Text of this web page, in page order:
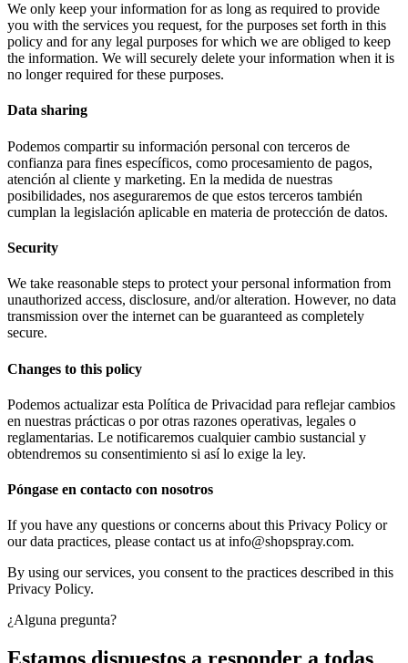
We only keep your information for as long as required to provide
you with the services you request, for the purposes set forth in this
policy and for any legal purposes for which we are obliged to keep
the information. We will securely delete your information when it is
no longer required for these purposes.
Data sharing
Podemos compartir su información personal con terceros de
confianza para fines específicos, como procesamiento de pagos,
atención al cliente y marketing. En la medida de nuestras
posibilidades, nos aseguraremos de que estos terceros también
cumplan la legislación aplicable en materia de protección de datos.
Security
We take reasonable steps to protect your personal information from
unauthorized access, disclosure, and/or alteration. However, no data
transmission over the internet can be guaranteed as completely
secure.
Changes to this policy
Podemos actualizar esta Política de Privacidad para reflejar cambios
en nuestras prácticas o por otras razones operativas, legales o
reglamentarias. Le notificaremos cualquier cambio sustancial y
obtendremos su consentimiento si así lo exige la ley.
Póngase en contacto con nosotros
If you have any questions or concerns about this Privacy Policy or
our data practices, please contact us at info@shopspray.com.
By using our services, you consent to the practices described in this
Privacy Policy.
¿Alguna pregunta?